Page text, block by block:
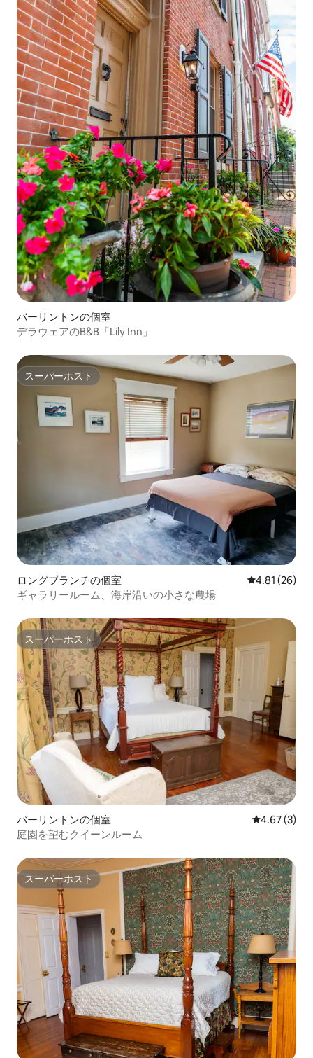
バーリントンの個室
デラウェアのB&B「Lily Inn」
スーパーホスト
スーパーホスト
ロングブランチの個室 レビュー26
4.81 (26)
ギャラリールーム、海岸沿いの小さな農場
スーパーホスト
スーパーホスト
バーリントンの個室 レビュー3
4.67 (3)
庭園を望むクイーンルーム
スーパーホスト
スーパーホスト